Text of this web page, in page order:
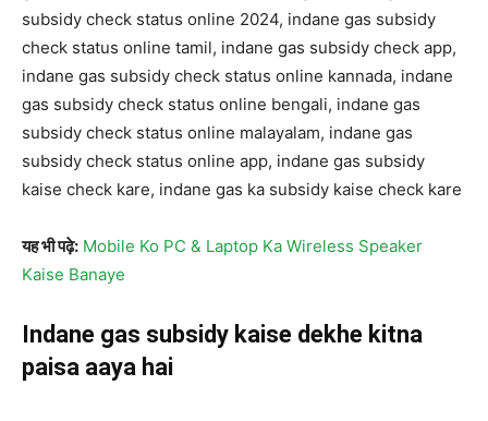
subsidy check status online 2024, indane gas subsidy
check status online tamil, indane gas subsidy check app,
indane gas subsidy check status online kannada, indane
gas subsidy check status online bengali, indane gas
subsidy check status online malayalam, indane gas
subsidy check status online app, indane gas subsidy
kaise check kare, indane gas ka subsidy kaise check kare
यह भी पढ़े: Mobile Ko PC & Laptop Ka Wireless Speaker
Kaise Banaye
Indane gas subsidy kaise dekhe kitna
paisa aaya hai